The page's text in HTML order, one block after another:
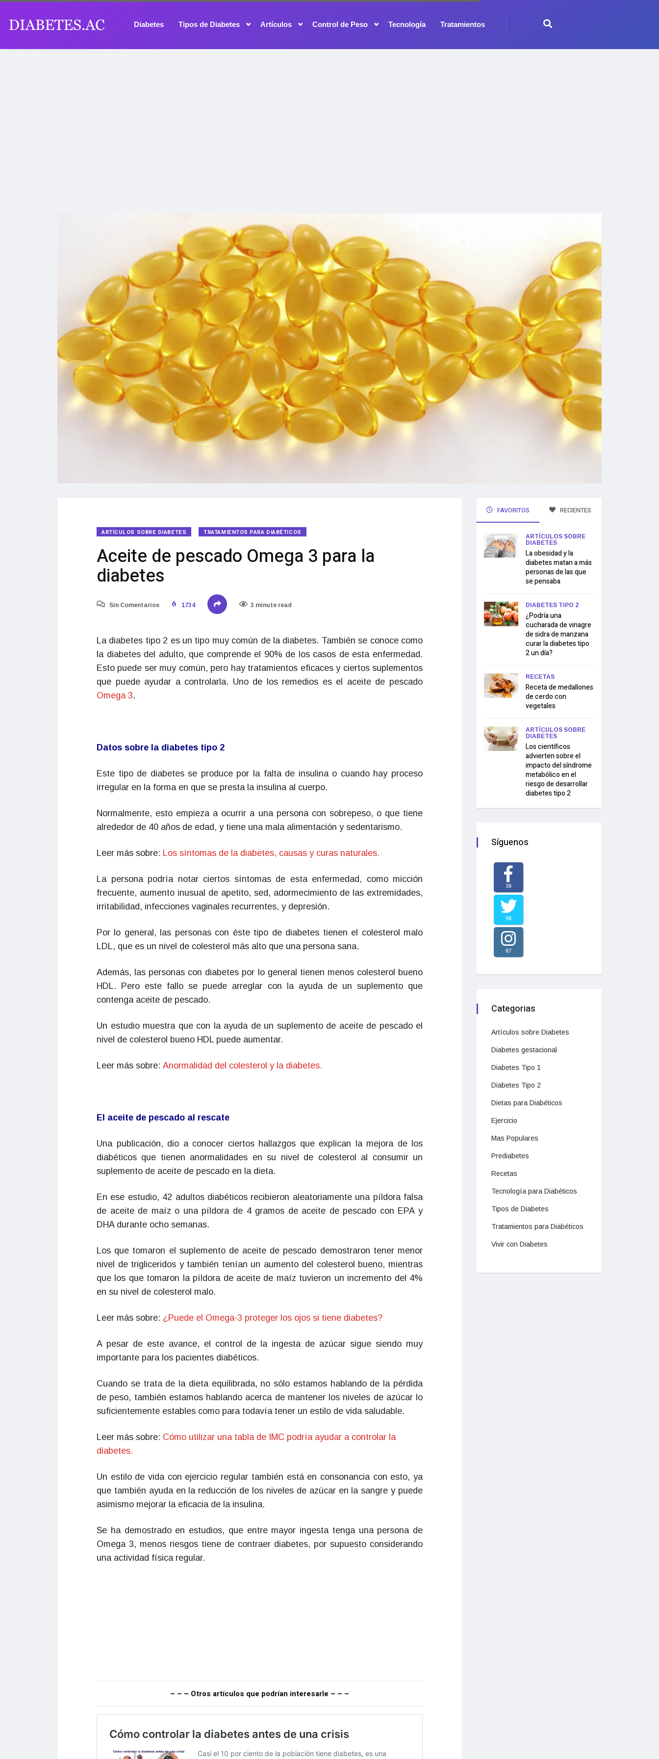
Diabetes Tipos de Diabetes Artículos Control de Peso Tecnología Tratamientos
ARTÍCULOS SOBRE DIABETES TRATAMIENTOS PARA DIABÉTICOS
Aceite de pescado Omega 3 para la
diabetes
Sin Comentarios 1734 3 minute read
La diabetes tipo 2 es un tipo muy común de la diabetes. También se conoce como
la diabetes del adulto, que comprende el 90% de los casos de esta enfermedad.
Esto puede ser muy común, pero hay tratamientos eficaces y ciertos suplementos
que puede ayudar a controlarla. Uno de los remedios es el aceite de pescado
Omega 3.
Datos sobre la diabetes tipo 2
Este tipo de diabetes se produce por la falta de insulina o cuando hay proceso
irregular en la forma en que se presta la insulina al cuerpo.
Normalmente, esto empieza a ocurrir a una persona con sobrepeso, o que tiene
alrededor de 40 años de edad, y tiene una mala alimentación y sedentarismo.
Leer más sobre: Los síntomas de la diabetes, causas y curas naturales.
La persona podría notar ciertos síntomas de esta enfermedad, como micción
frecuente, aumento inusual de apetito, sed, adormecimiento de las extremidades,
irritabilidad, infecciones vaginales recurrentes, y depresión.
Por lo general, las personas con éste tipo de diabetes tienen el colesterol malo
LDL, que es un nivel de colesterol más alto que una persona sana.
Además, las personas con diabetes por lo general tienen menos colesterol bueno
HDL. Pero este fallo se puede arreglar con la ayuda de un suplemento que
contenga aceite de pescado.
Un estudio muestra que con la ayuda de un suplemento de aceite de pescado el
nivel de colesterol bueno HDL puede aumentar.
Leer más sobre: Anormalidad del colesterol y la diabetes.
El aceite de pescado al rescate
Una publicación, dio a conocer ciertos hallazgos que explican la mejora de los
diabéticos que tienen anormalidades en su nivel de colesterol al consumir un
suplemento de aceite de pescado en la dieta.
En ese estudio, 42 adultos diabéticos recibieron aleatoriamente una píldora falsa
de aceite de maíz o una píldora de 4 gramos de aceite de pescado con EPA y
DHA durante ocho semanas.
Los que tomaron el suplemento de aceite de pescado demostraron tener menor
nivel de trigliceridos y también tenían un aumento del colesterol bueno, mientras
que los que tomaron la píldora de aceite de maíz tuvieron un incremento del 4%
en su nivel de colesterol malo.
Leer más sobre: ¿Puede el Omega-3 proteger los ojos si tiene diabetes?
A pesar de este avance, el control de la ingesta de azúcar sigue siendo muy
importante para los pacientes diabéticos.
Cuando se trata de la dieta equilibrada, no sólo estamos hablando de la pérdida
de peso, también estamos hablando acerca de mantener los niveles de azúcar lo
suficientemente estables como para todavía tener un estilo de vida saludable.
Leer más sobre: Cómo utilizar una tabla de IMC podría ayudar a controlar la
diabetes.
Un estilo de vida con ejercicio regular también está en consonancia con esto, ya
que también ayuda en la reducción de los niveles de azúcar en la sangre y puede
asimismo mejorar la eficacia de la insulina.
Se ha demostrado en estudios, que entre mayor ingesta tenga una persona de
Omega 3, menos riesgos tiene de contraer diabetes, por supuesto considerando
una actividad física regular.
– – – Otros artículos que podrían interesarle – – –
FAVORITOS RECIENTES
ARTÍCULOS SOBRE
DIABETES
La obesidad y la
diabetes matan a más
personas de las que
se pensaba
DIABETES TIPO 2
¿Podría una
cucharada de vinagre
de sidra de manzana
curar la diabetes tipo
2 un día?
RECETAS
Receta de medallones
de cerdo con
vegetales
ARTÍCULOS SOBRE
DIABETES
Los científicos
advierten sobre el
impacto del síndrome
metabólico en el
riesgo de desarrollar
diabetes tipo 2
Síguenos
38
98
87
Categorias
Artículos sobre Diabetes
Diabetes gestacional
Diabetes Tipo 1
Diabetes Tipo 2
Dietas para Diabéticos
Ejercicio
Mas Populares
Prediabetes
Recetas
Tecnología para Diabéticos
Tipos de Diabetes
Tratamientos para Diabéticos
Vivir con Diabetes